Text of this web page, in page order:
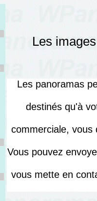
Les
Les panoramas
destinés qu'à
commerciale, vous
Vous pouvez
vous mette en